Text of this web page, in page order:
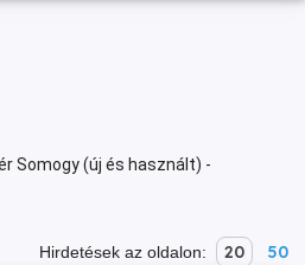
Somogy (új és használt) -
Hirdetések az oldalon: 20 50